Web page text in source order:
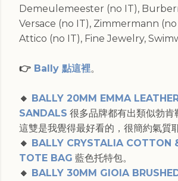
Demeulemeester (no IT),
Versace (no IT), Zimmermann (no
Attico (no IT), Fine Jewelry,
👉 Bally 點這裡。
🔸 BALLY 20MM EMMA
SANDALS 很多品牌都有出類似勃肯
這雙是我覺得最好看的，很簡約氣質耶
🔸 BALLY CRYSTALIA COTTON
TOTE BAG 藍色托特包。
🔸 BALLY 30MM GIOIA